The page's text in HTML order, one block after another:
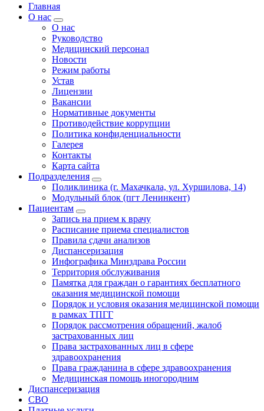
Главная
О нас
О нас
Руководство
Медицинский персонал
Новости
Режим работы
Устав
Лицензии
Вакансии
Нормативные документы
Противодействие коррупции
Политика конфиденциальности
Галерея
Контакты
Карта сайта
Подразделения
Поликлиника (г. Махачкала, ул. Хуршилова, 14)
Модульный блок (пгт Ленинкент)
Пациентам
Запись на прием к врачу
Расписание приема специалистов
Правила сдачи анализов
Диспансеризация
Инфографика Минздрава России
Территория обслуживания
Памятка для граждан о гарантиях бесплатного
оказания медицинской помощи
Порядок и условия оказания медицинской помощи
в рамках ТПГГ
Порядок рассмотрения обращений, жалоб
застрахованных лиц
Права застрахованных лиц в сфере
здравоохранения
Права гражданина в сфере здравоохранения
Медицинская помощь иногородним
Диспансеризация
СВО